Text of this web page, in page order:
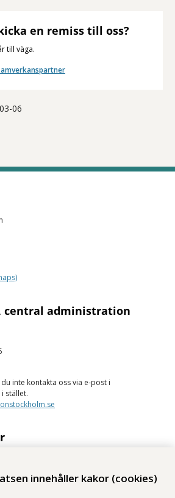
innehåller kakor (cookies)
en remiss till oss?
till väga.
06
delningsalternativ.
central administration
inte kontakta oss via e-post i
stället.